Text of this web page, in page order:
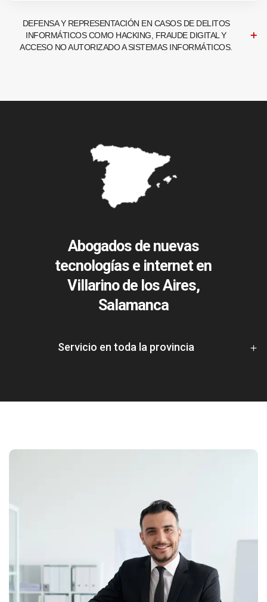
DEFENSA Y REPRESENTACIÓN EN CASOS DE DELITOS
INFORMÁTICOS COMO HACKING, FRAUDE DIGITAL Y
ACCESO NO AUTORIZADO A SISTEMAS INFORMÁTICOS.
Abogados de nuevas
tecnologías e internet en
Villarino de los Aires,
Salamanca
Servicio en toda la provincia